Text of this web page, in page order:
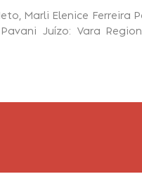
Marli Elenice Ferreira
Juízo: Vara